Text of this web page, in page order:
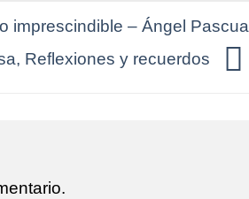
imprescindible – Ángel Pascual
Reflexiones y recuerdos